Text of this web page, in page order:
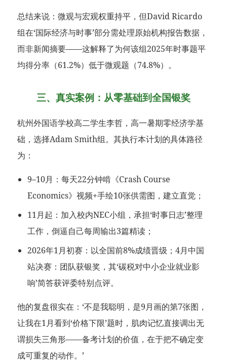
总结来说：微观与宏观权重持平，但David Ricardo
组在‘国际经济与时事’部分需处理原始机构报告数据，
而非新闻摘要——这解释了为何该组2025年时事题平
均得分率（61.2%）低于微观题（74.8%）。
三、真实案例：从零基础到全国银奖
杭州外国语学校高二学生李哲，高一暑期零经济学基
础，选择Adam Smith组。其执行本计划的具体路径
为：
9–10月：每天22分钟啃《Crash Course
Economics》视频+手绘10张供需图，建立直觉；
11月起：加入校内NEC小组，承担‘时事日志’整理
工作，倒逼自己每周输出3篇精读；
2026年1月初赛：以全国前8%成绩晋级；4月中国
站决赛：团队获银奖，其‘碳税对中小企业就业影
响’简答获评委特别点评。
他的复盘很实在：‘不是我聪明，是9月画的第7张图，
让我在1月看到‘价格下限’题时，肌肉记忆直接调出无
谓损失三角形——备考计划的价值，在于把不确定变
成可重复的动作。’